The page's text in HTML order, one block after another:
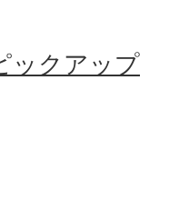
ックアップ